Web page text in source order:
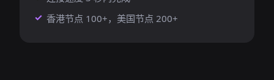
香港节点 100+，美国节点 200+